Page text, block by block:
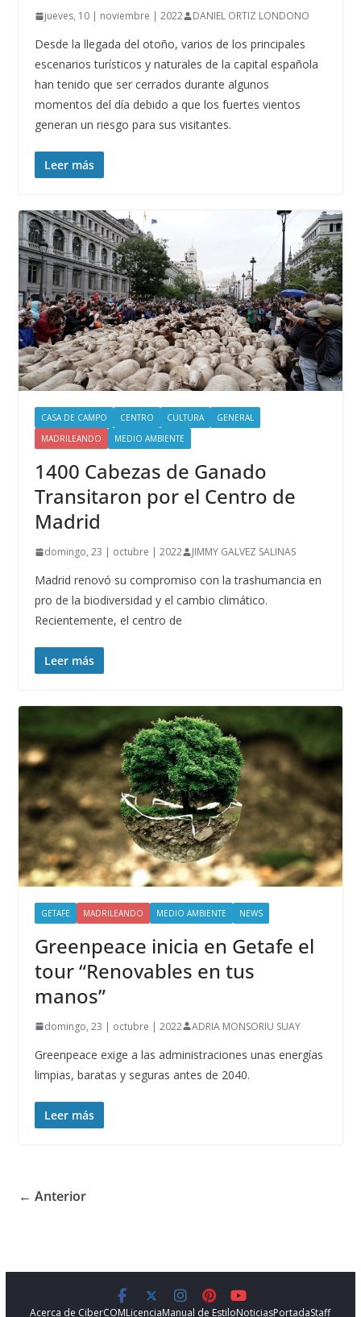
jueves, 10 | noviembre | 2022 DANIEL ORTIZ LONDONO
Desde la llegada del otoño, varios de los principales
escenarios turísticos y naturales de la capital española
han tenido que ser cerrados durante algunos
momentos del día debido a que los fuertes vientos
generan un riesgo para sus visitantes.
Leer más
CASA DE CAMPO CENTRO CULTURA
GENERAL
MADRILEANDO
MEDIO AMBIENTE
1400 Cabezas de Ganado
Transitaron por el Centro de
Madrid
domingo, 23 | octubre | 2022 JIMMY GALVEZ SALINAS
Madrid renovó su compromiso con la trashumancia en
pro de la biodiversidad y el cambio climático.
Recientemente, el centro de
Leer más
GETAFE MADRILEANDO MEDIO AMBIENTE NEWS
Greenpeace inicia en Getafe el
tour “Renovables en tus
manos”
domingo, 23 | octubre | 2022 ADRIA MONSORIU SUAY
Greenpeace exige a las administraciones unas energías
limpias, baratas y seguras antes de 2040.
Leer más
← Anterior
Acerca de CiberCOMLicenciaManual de EstiloNoticiasPortadaStaff